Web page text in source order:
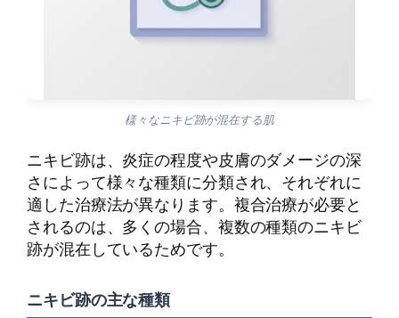
様々なニキビ跡が混在する肌
ニキビ跡は、炎症の程度や皮膚のダメージの深
さによって様々な種類に分類され、それぞれに
適した治療法が異なります。複合治療が必要と
されるのは、多くの場合、複数の種類のニキビ
跡が混在しているためです。
ニキビ跡の主な種類